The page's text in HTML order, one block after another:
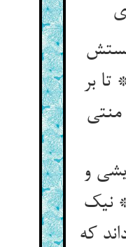
بر
و
نیک
که